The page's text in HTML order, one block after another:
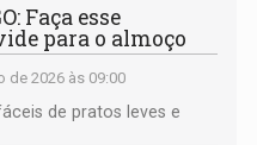
Faça esse
para o almoço
de 2026 às 09:00
de pratos leves e